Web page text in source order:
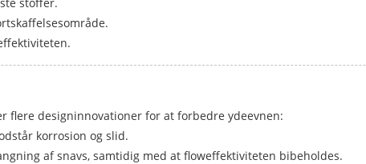
flere designinnovationer for at forbedre ydeevnen:
korrosion og slid.
af snavs, samtidig med at floweffektiviteten bibeholdes.